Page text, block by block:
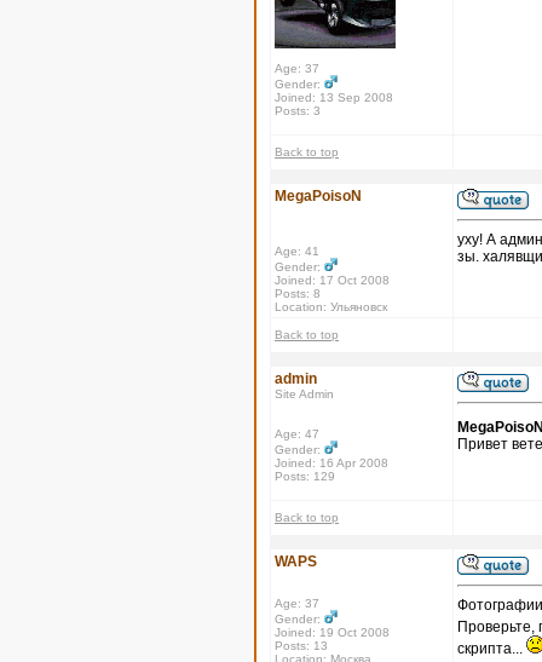
Age: 37
Gender:
Joined: 13 Sep 2008
Posts: 3
Back to top
MegaPoisoN
Age: 41
Gender:
Joined: 17 Oct 2008
Posts: 8
Location: Ульяновск
уху! А
зы.
Back to top
admin
Site Admin
Age: 47
Gender:
Joined: 16 Apr 2008
Posts: 129
Привет
Back to top
WAPS
Age: 37
Gender:
Joined: 19 Oct 2008
Posts: 13
Location: Москва
Проверьте,
скрипта...